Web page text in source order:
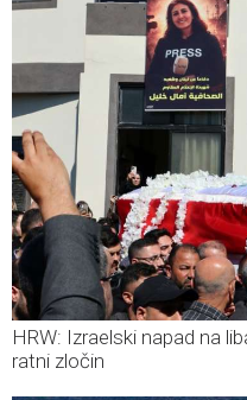
HRW: Izraelski napad na
ratni zločin